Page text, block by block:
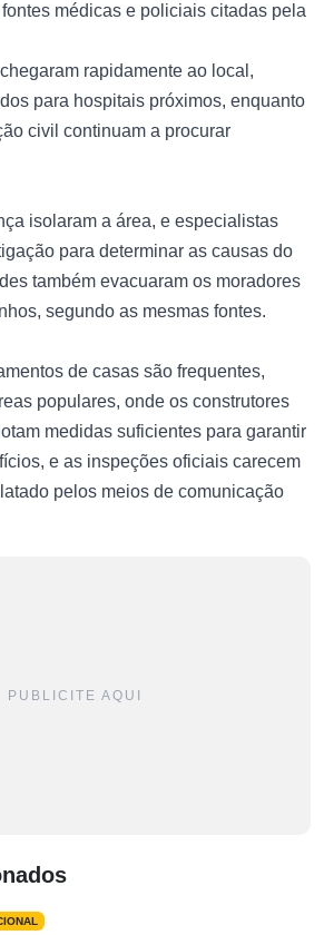
médicas e policiais citadas pela
rapidamente ao local,
para hospitais próximos, enquanto
civil continuam a procurar
isolaram a área, e especialistas
para determinar as causas do
também evacuaram os moradores
segundo as mesmas fontes.
de casas são frequentes,
populares, onde os construtores
medidas suficientes para garantir
e as inspeções oficiais carecem
pelos meios de comunicação
PUBLICITE AQUI